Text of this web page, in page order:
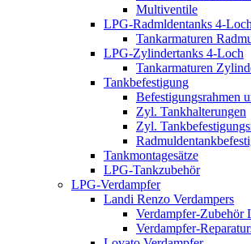
Multiventile
LPG-Radmldentanks 4-Loch
Tankarmaturen
LPG-Zylindertanks 4-Loch
Tankarmaturen
Tankbefestigung
Befestigungsrahmen
Zyl. Tankhalterungen
Zyl.
Tankmontagesätze
LPG-Tankzubehör
LPG-Verdampfer
Landi Renzo Verdampers
Verdampfer-Zubehör
Verdampfer-